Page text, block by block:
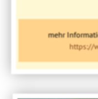
mehr
https://